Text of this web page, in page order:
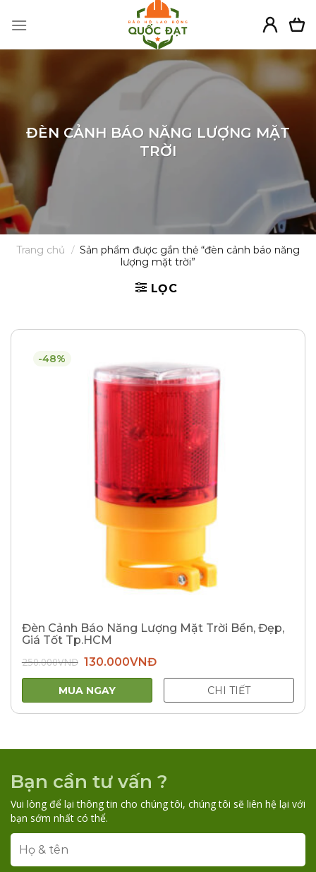
ĐÈN CẢNH BÁO NĂNG LƯỢNG MẶT
TRỜI
Trang chủ / Sản phẩm được gắn thẻ “đèn cảnh báo năng
lượng mặt trời”
LỌC
-48%
Đèn Cảnh Báo Năng Lượng Mặt Trời Bền, Đẹp,
Giá Tốt Tp.HCM
250.000VNĐ Giá
gốc
là:
250.000VNĐ.
130.000VNĐGiá
tại
130.000VNĐ.
MUA NGAY CHI TIẾT
Bạn cần tư vấn ?
Vui lòng để lại thông tin cho chúng tôi, chúng tôi sẽ liên hệ lại với
bạn sớm nhất có thể.